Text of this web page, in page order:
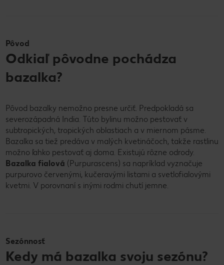
Pôvod
Odkiaľ pôvodne pochádza
bazalka?
Pôvod bazalky nemožno presne určiť. Predpokladá sa
severozápadná India. Túto bylinu možno pestovať v
subtropických, tropických oblastiach a v miernom pásme.
Bazalka sa tiež predáva v malých kvetináčoch, takže rastlinu
možno ľahko pestovať aj doma. Existujú rôzne odrody.
Bazalka fialová (Purpurascens) sa napríklad vyznačuje
purpurovo červenými, kučeravými listami a svetlofialovými
kvetmi. V porovnaní s inými rodmi chutí jemne.
Sezónnosť
Kedy má bazalka svoju sezónu?